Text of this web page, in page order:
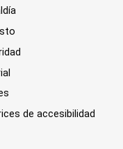
de accesibilidad